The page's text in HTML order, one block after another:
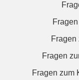
Fragen
Fragen
Fragen zum